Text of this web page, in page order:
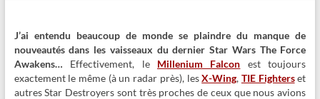
J’ai entendu beaucoup de monde se plaindre du manque de
nouveautés dans les vaisseaux du dernier Star Wars The Force
Awakens… Effectivement, le Millenium Falcon est toujours
exactement le même (à un radar près), lesX-Wing, TIE Fighterset
autres Star Destroyers sont très proches de ceux que nous avions